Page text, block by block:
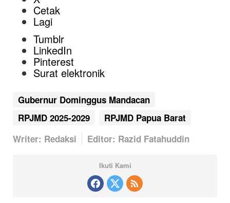
Cetak
Lagi
Tumblr
LinkedIn
Pinterest
Surat elektronik
Gubernur Dominggus Mandacan
RPJMD 2025-2029
RPJMD Papua Barat
Writer: Redaksi
Editor: Razid Fatahuddin
Ikuti Kami